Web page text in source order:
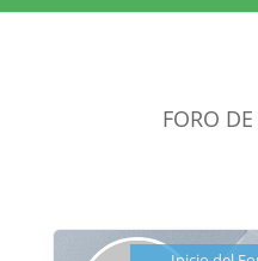
FORO